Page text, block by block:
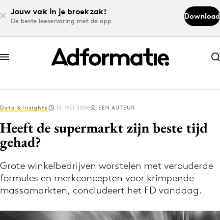
Jouw vak in je broekzak!
De beste leeservaring met de app
Download
Abonneer nu
Abonneer nu
Log in
Volg het laatste nieuws via de Adformatie
Nieuws app
Data & Insights 12 MEI 2006 EEN AUTEUR
Heeft de supermarkt zijn beste tijd
gehad?
Grote winkelbedrijven worstelen met verouderde
formules en merkconcepten voor krimpende
massamarkten, concludeert het FD vandaag.